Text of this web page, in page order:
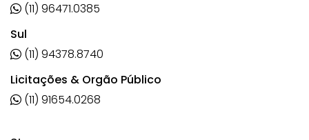
(11) 96471.0385
Sul
(11) 94378.8740
Licitações & Orgão Público
(11) 91654.0268